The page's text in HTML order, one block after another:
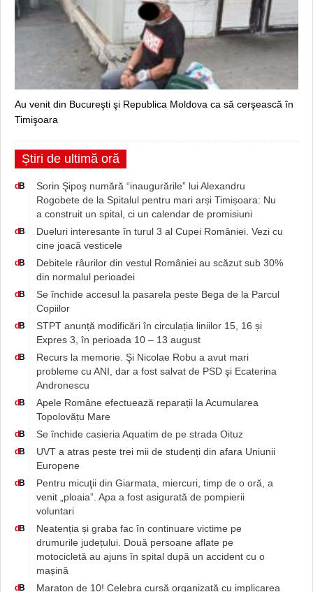
Au venit din Bucureşti şi Republica Moldova ca să cerşească în
Timişoara
Știri de ultimă oră
d B
Sorin Şipoş numără “inaugurările” lui Alexandru
Rogobete de la Spitalul pentru mari arși Timișoara: Nu
a construit un spital, ci un calendar de promisiuni
d B
Dueluri interesante în turul 3 al Cupei României. Vezi cu
cine joacă vesticele
d B
Debitele râurilor din vestul României au scăzut sub 30%
din normalul perioadei
d B
Se închide accesul la pasarela peste Bega de la Parcul
Copiilor
d B
STPT anunță modificări în circulația liniilor 15, 16 și
Expres 3, în perioada 10 – 13 august
d B
Recurs la memorie. Şi Nicolae Robu a avut mari
probleme cu ANI, dar a fost salvat de PSD şi Ecaterina
Andronescu
d B
Apele Române efectuează reparații la Acumularea
Topolovățu Mare
d B Se închide casieria Aquatim de pe strada Oituz
d B
UVT a atras peste trei mii de studenți din afara Uniunii
Europene
d B
Pentru micuţii din Giarmata, miercuri, timp de o oră, a
venit „ploaia”. Apa a fost asigurată de pompierii
voluntari
d B
Neatenția și graba fac în continuare victime pe
drumurile județului. Două persoane aflate pe
motocicletă au ajuns în spital după un accident cu o
mașină
d B Maraton de 10! Celebra cursă organizată cu implicarea